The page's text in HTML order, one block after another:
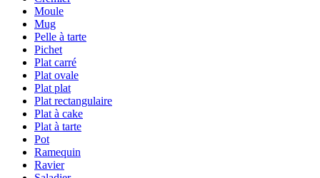
Moule
Mug
Pelle à tarte
Pichet
Plat carré
Plat ovale
Plat plat
Plat rectangulaire
Plat à cake
Plat à tarte
Pot
Ramequin
Ravier